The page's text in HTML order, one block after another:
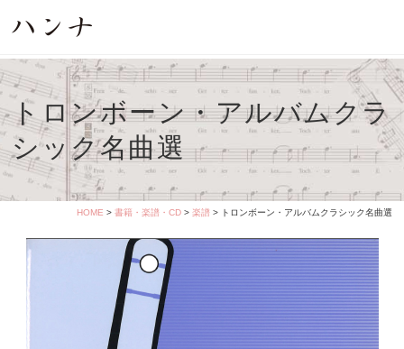
トロンボーン・アルバムクラ
シック名曲選
HOME > 書籍・楽譜・CD> 楽譜> トロンボーン・アルバムクラシック名曲選